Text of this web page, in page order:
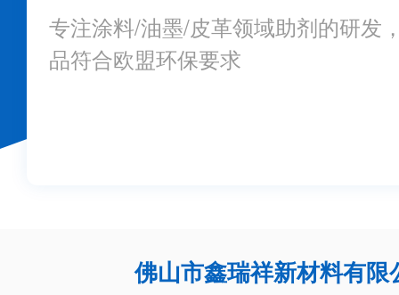
专注涂料/油墨/皮革领域助剂的研发
品符合欧盟环保要求
佛山市鑫瑞祥新材料有限